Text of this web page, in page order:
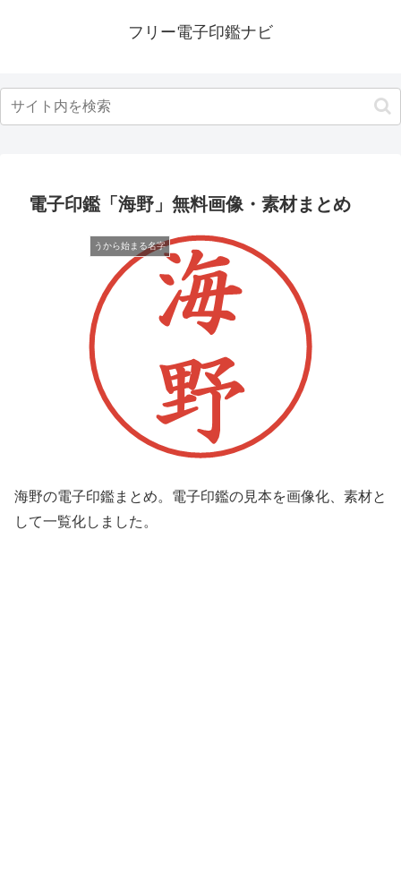
フリー電子印鑑ナビ
電子印鑑「海野」無料画像・素材まとめ
うから始まる名字
海野の電子印鑑まとめ。電子印鑑の見本を画像化、素材と
して一覧化しました。